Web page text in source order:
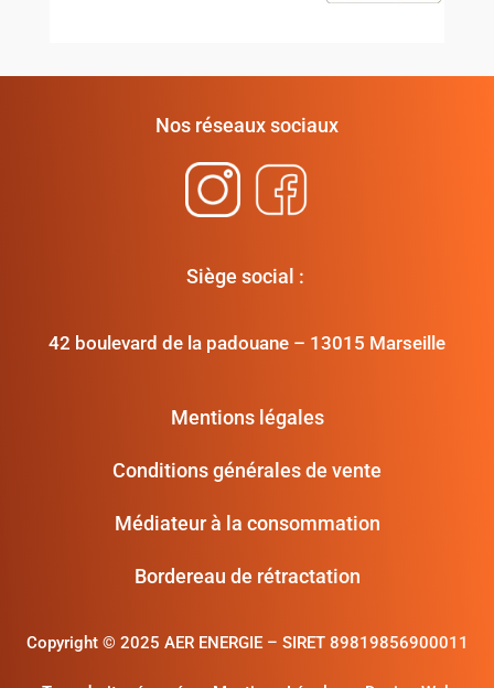
Nos réseaux sociaux
Siège social :
42 boulevard de la padouane – 13015 Marseille
Mentions légales
Conditions générales de vente
Médiateur à la consommation
Bordereau de rétractation
Copyright © 2025 AER ENERGIE – SIRET 89819856900011